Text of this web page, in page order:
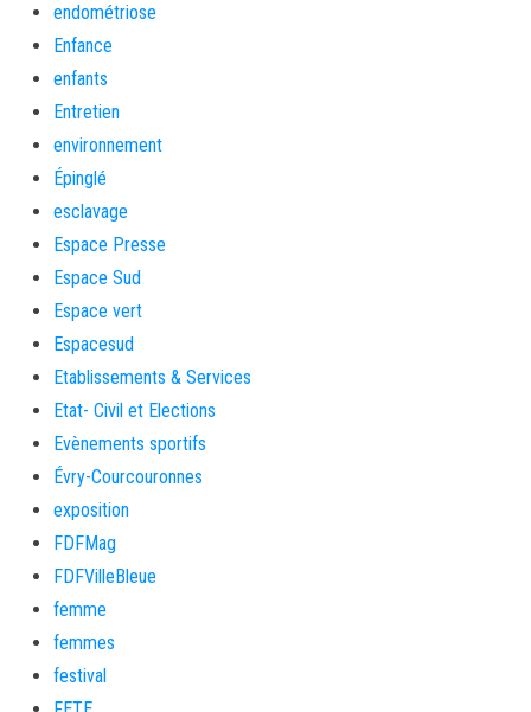
endométriose
Enfance
enfants
Entretien
environnement
Épinglé
esclavage
Espace Presse
Espace Sud
Espace vert
Espacesud
Etablissements & Services
Etat- Civil et Elections
Evènements sportifs
Évry-Courcouronnes
exposition
FDFMag
FDFVilleBleue
femme
femmes
festival